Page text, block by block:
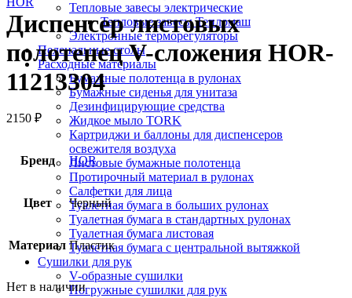
Тепловые завесы электрические
Тепловые завесы Тепломаш
Электронные терморегуляторы
Пеленальные столы
Расходные материалы
Бумажные полотенца в рулонах
Бумажные сиденья для унитаза
Дезинфицирующие средства
Жидкое мыло TORK
Картриджи и баллоны для диспенсеров
освежителя воздуха
Листовые бумажные полотенца
Протирочный материал в рулонах
Салфетки для лица
Туалетная бумага в больших рулонах
Туалетная бумага в стандартных рулонах
Туалетная бумага листовая
Туалетная бумага с центральной вытяжкой
Сушилки для рук
V-образные сушилки
Погружные сушилки для рук
Диспенсер листовых
полотенец V-сложения HOR-
11213304
2150 ₽
Бренд HOR
Цвет Черный
Материал Пластик
Нет в наличии